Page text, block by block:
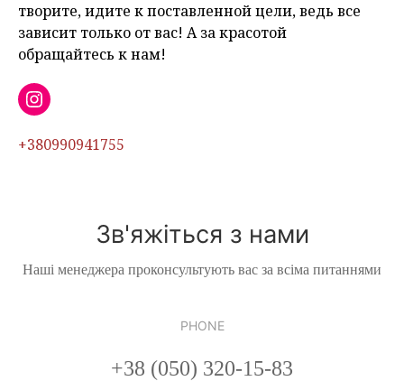
творите, идите к поставленной цели, ведь все
зависит только от вас! А за красотой
обращайтесь к нам!
Instagram
+380990941755
Зв'яжіться з нами
Наші менеджера проконсультують вас за всіма питаннями
PHONE
+38 (050) 320-15-83